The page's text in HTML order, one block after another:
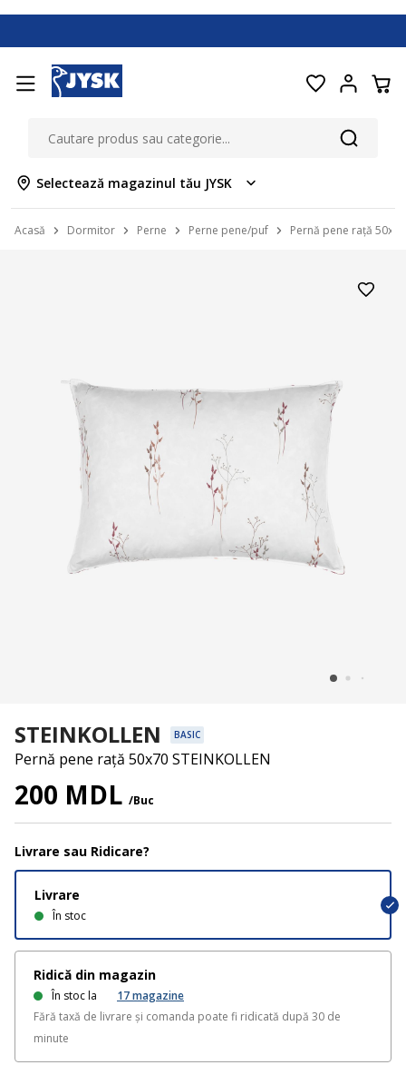
Selectează magazinul tău JYSK
Acasă Dormitor Perne Perne pene/puf Pernă pene rață 50x70
STEINKOLLEN BASIC
Pernă pene rață 50x70 STEINKOLLEN
200 MDL /Buc
Livrare sau Ridicare?
Livrare
În stoc
Ridică din magazin
În stoc la 17magazine
Fără taxă de livrare și comanda poate fi ridicată după 30 de
minute